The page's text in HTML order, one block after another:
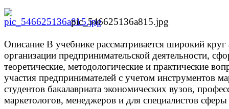
pic_546625136a815.jpg
Описание В учебнике рассматривается широкий круг
организации предпринимательской деятельности,
теоретические, методологические и практические
участия предпринимателей с учетом инструментов
студентов бакалавриата экономических вузов,
маркетологов, менеджеров и для специалистов